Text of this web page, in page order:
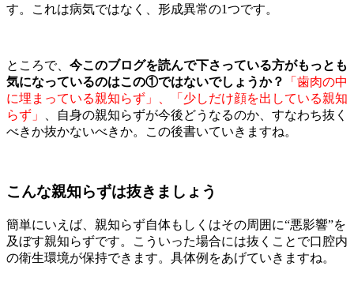
す。これは病気ではなく、形成異常の1つです。
ところで、 今このブログを読んで下さっている方がもっとも
気になっているのはこの①ではないでしょうか？
「歯肉の中
に埋まっている親知らず」、「少しだけ顔を出している親知
らず」
、自身の親知らずが今後どうなるのか、すなわち抜く
べきか抜かないべきか。この後書いていきますね。
こんな親知らずは抜きましょう
簡単にいえば、親知らず自体もしくはその周囲に“悪影響”を
及ぼす親知らずです。こういった場合には抜くことで口腔内
の衛生環境が保持できます。具体例をあげていきますね。